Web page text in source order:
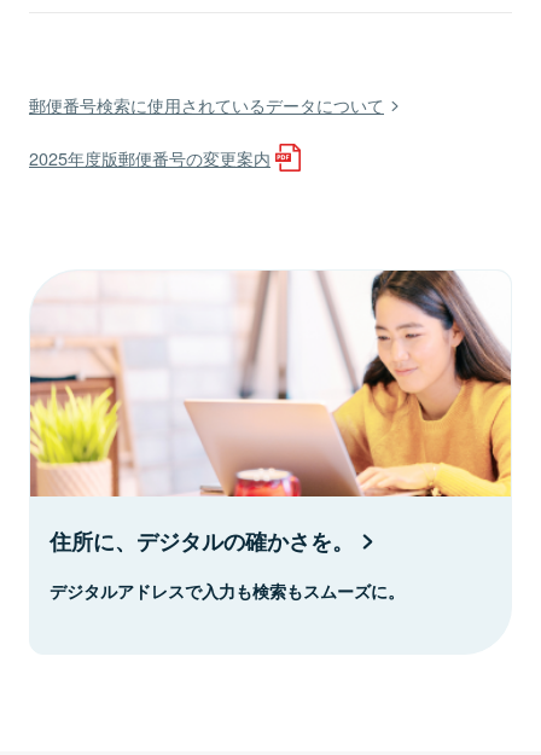
郵便番号検索に使用されているデータについて
2025年度版郵便番号の変更案内
住所に、デジタルの確かさを。
デジタルアドレスで入力も検索もスムーズに。